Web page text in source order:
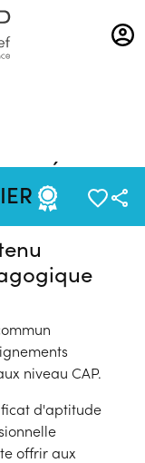
en
niveau CAP.
d'aptitude
offrir aux